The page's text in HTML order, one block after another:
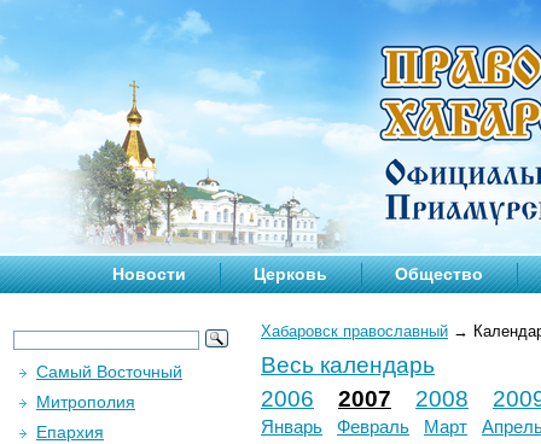
Новости Церковь Общество
Хабаровск православный →
Весь календарь
2006
2007 2008
Январь Февраль Март
Самый Восточный
Митрополия
Епархия